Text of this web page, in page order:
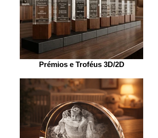
Prémios e Troféus 3D/2D